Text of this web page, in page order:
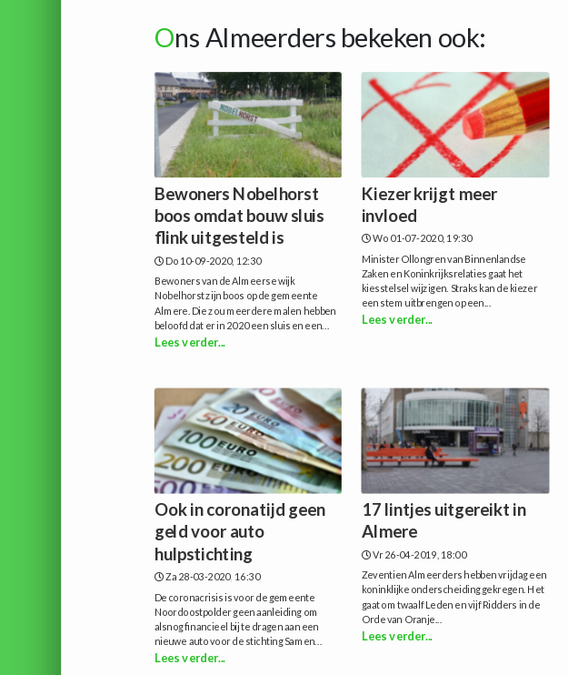
Ons Almeerders bekeken ook:
Bewoners Nobelhorst
boos omdat bouw sluis
flink uitgesteld is
Do 10-09-2020, 12:30
Bewoners van de Almeerse wijk
Nobelhorst zijn boos op de gemeente
Almere. Die zou meerdere malen hebben
beloofd dat er in 2020 een sluis en een...
Lees verder...
Kiezer krijgt meer
invloed
Wo 01-07-2020, 19:30
Minister Ollongren van Binnenlandse
Zaken en Koninkrijksrelaties gaat het
kiesstelsel wijzigen. Straks kan de kiezer
een stem uitbrengen op een...
Lees verder...
Ook in coronatijd geen
geld voor auto
hulpstichting
Za 28-03-2020, 16:30
De coronacrisis is voor de gemeente
Noordoostpolder geen aanleiding om
alsnog financieel bij te dragen aan een
nieuwe auto voor de stichting Samen...
Lees verder...
17 lintjes uitgereikt in
Almere
Vr 26-04-2019, 18:00
Zeventien Almeerders hebben vrijdag een
koninklijke onderscheiding gekregen. Het
gaat om twaalf Leden en vijf Ridders in de
Orde van Oranje...
Lees verder...